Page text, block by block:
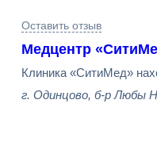
Оставить отзыв
Медцентр
Клиника «СитиМед»
г. Одинцово, б-р Любы